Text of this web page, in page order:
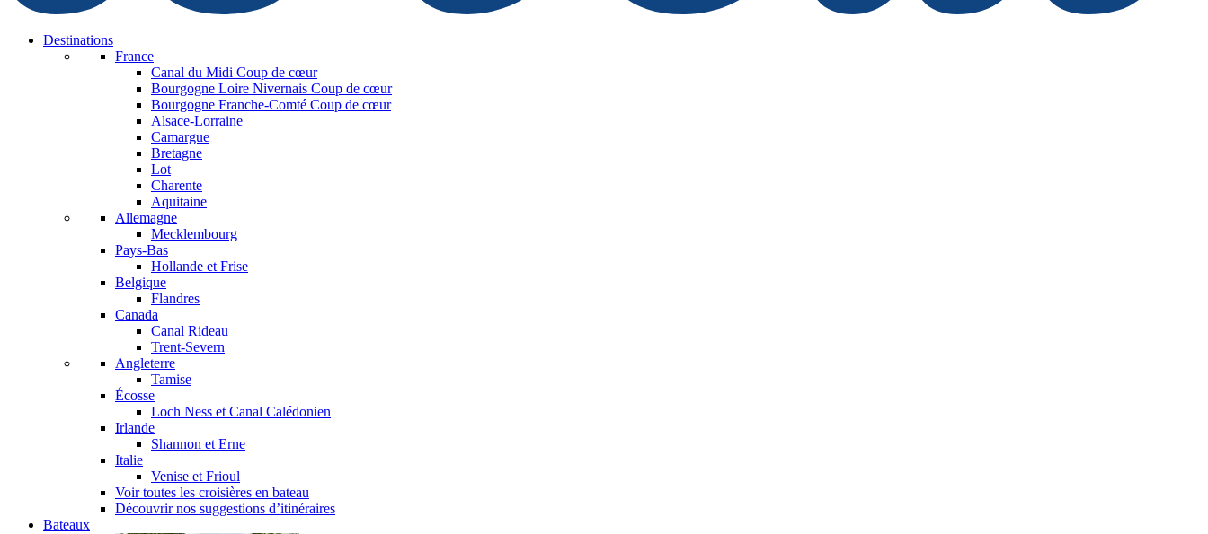
Destinations
France
Canal du Midi Coup de cœur
Bourgogne Loire Nivernais Coup de cœur
Bourgogne Franche-Comté Coup de cœur
Alsace-Lorraine
Camargue
Bretagne
Lot
Charente
Aquitaine
Allemagne
Mecklembourg
Pays-Bas
Hollande et Frise
Belgique
Flandres
Canada
Canal Rideau
Trent-Severn
Angleterre
Tamise
Écosse
Loch Ness et Canal Calédonien
Irlande
Shannon et Erne
Italie
Venise et Frioul
Voir toutes les croisières en bateau
Découvrir nos suggestions d’itinéraires
Bateaux